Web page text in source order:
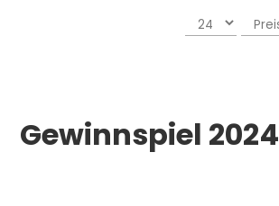
Gewinnspiel 2024